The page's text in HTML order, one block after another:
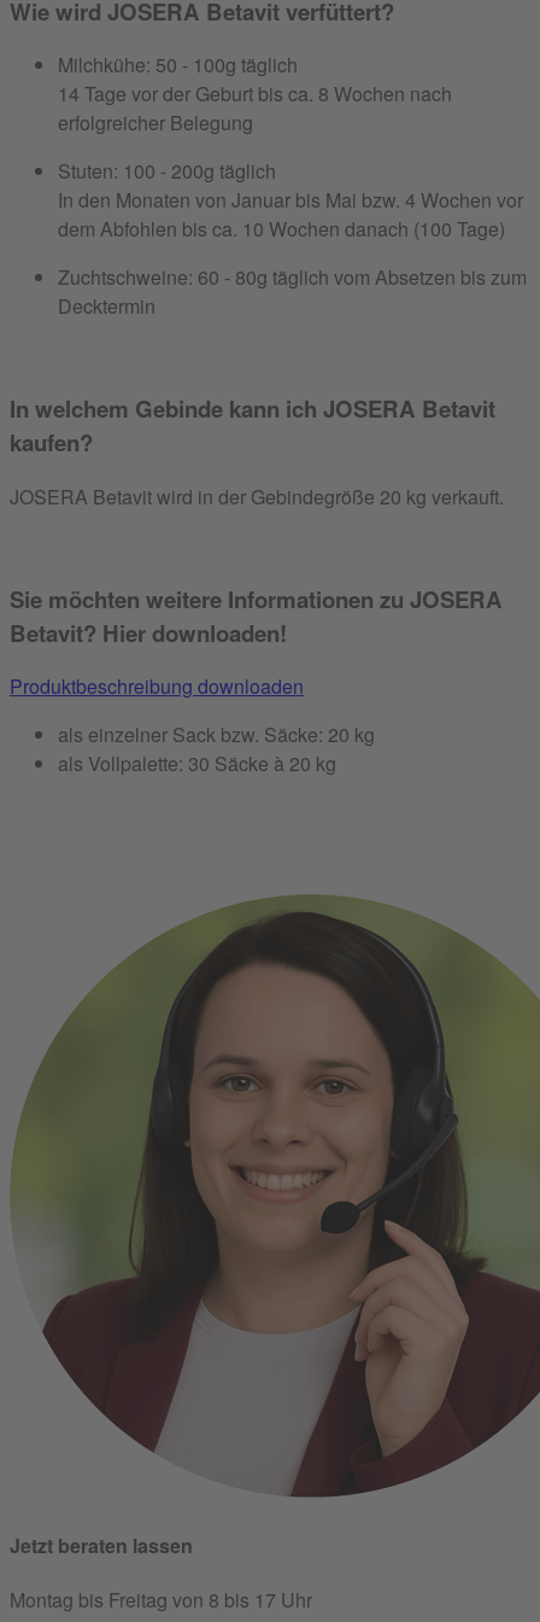
Wie wird JOSERA Betavit verfüttert?
Milchkühe: 50 - 100g täglich
14 Tage vor der Geburt bis ca. 8 Wochen nach
erfolgreicher Belegung
Stuten: 100 - 200g täglich
In den Monaten von Januar bis Mai bzw. 4 Wochen vor
dem Abfohlen bis ca. 10 Wochen danach (100 Tage)
Zuchtschweine: 60 - 80g täglich vom Absetzen bis zum
Decktermin
In welchem Gebinde kann ich JOSERA Betavit
kaufen?
JOSERA Betavit wird in der Gebindegröße 20 kg verkauft.
Sie möchten weitere Informationen zu JOSERA
Betavit? Hier downloaden!
Produktbeschreibung downloaden
als einzelner Sack bzw. Säcke: 20 kg
als Vollpalette: 30 Säcke à 20 kg
Jetzt beraten lassen
Montag bis Freitag von 8 bis 17 Uhr